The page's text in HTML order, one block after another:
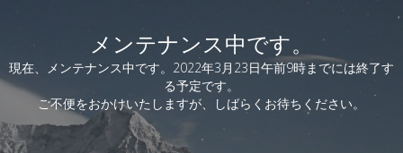
メンテナンス中です。
現在、メンテナンス中です。2022年3月23日午前9時までには終了す
る予定です。
ご不便をおかけいたしますが、しばらくお待ちください。